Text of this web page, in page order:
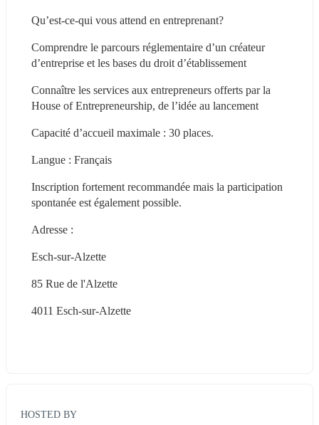
Qu’est-ce-qui vous attend en entreprenant?
Comprendre le parcours réglementaire d’un créateur
d’entreprise et les bases du droit d’établissement
Connaître les services aux entrepreneurs offerts par la
House of Entrepreneurship, de l’idée au lancement
Capacité d’accueil maximale : 30 places.
Langue : Français
Inscription fortement recommandée mais la participation
spontanée est également possible.
Adresse :
Esch-sur-Alzette
85 Rue de l'Alzette
4011 Esch-sur-Alzette
HOSTED BY